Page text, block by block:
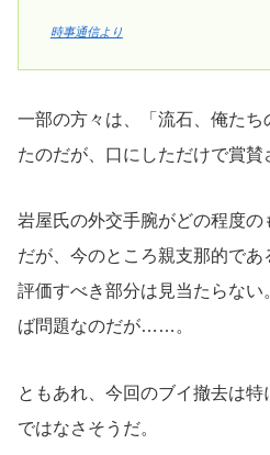
時事通信より
一部の方々は、「流石、俺た
たのだが、口にしただけで賞賛
岩屋氏の外交手腕がどの程度
だが、今のところ親支那的で
評価すべき部分は見当たらない
ば問題なのだが……。
ともあれ、今回のブイ撤去は
ではなさそうだ。